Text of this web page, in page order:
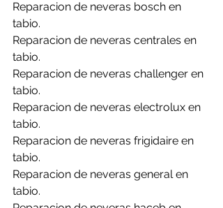
Reparacion de neveras bosch en
tabio.
Reparacion de neveras centrales en
tabio.
Reparacion de neveras challenger en
tabio.
Reparacion de neveras electrolux en
tabio.
Reparacion de neveras frigidaire en
tabio.
Reparacion de neveras general en
tabio.